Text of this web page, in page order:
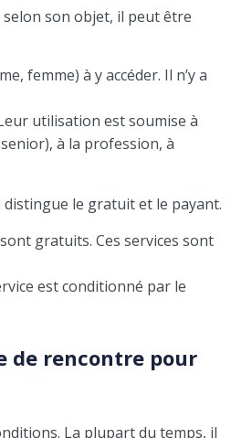
son objet, il peut être
femme) à y accéder. Il n’y a
utilisation est soumise à
à la profession, à
distingue le gratuit et le payant.
gratuits. Ces services sont
est conditionné par le
de rencontre pour
La plupart du temps, il